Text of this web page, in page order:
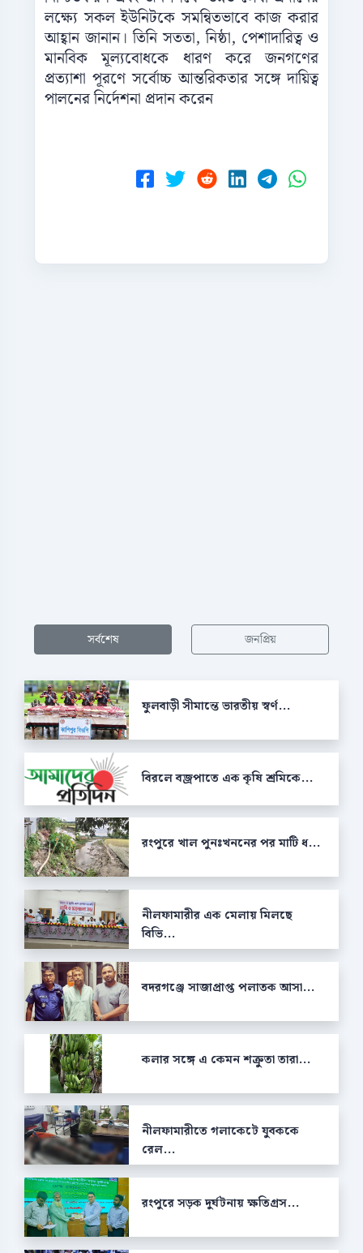
লক্ষ্যে সকল ইউনিটকে সমন্বিতভাবে কাজ করার
আহ্বান জানান। তিনি সততা, নিষ্ঠা, পেশাদারিত্ব ও
মানবিক মূল্যবোধকে ধারণ করে জনগণের
প্রত্যাশা পূরণে সর্বোচ্চ আন্তরিকতার সঙ্গে দায়িত্ব
পালনের নির্দেশনা প্রদান করেন
সর্বশেষ জনপ্রিয়
ফুলবাড়ী সীমান্তে ভারতীয় স্বর্ণ...
বিরলে বজ্রপাতে এক কৃষি শ্রমিকে...
রংপুরে খাল পুনঃখননের পর মাটি ধ...
নীলফামারীর এক মেলায় মিলছে
বিভি...
বদরগঞ্জে সাজাপ্রাপ্ত পলাতক আসা...
কলার সঙ্গে এ কেমন শক্রুতা তারা...
নীলফামারীতে গলাকেটে যুবককে
রেল...
রংপুরে সড়ক দুর্ঘটনায় ক্ষতিগ্রস...